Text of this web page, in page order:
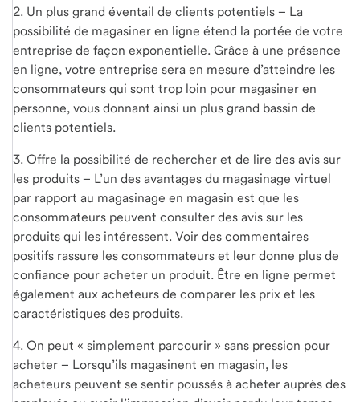
2. Un plus grand éventail de clients potentiels – La
possibilité de magasiner en ligne étend la portée de votre
entreprise de façon exponentielle. Grâce à une présence
en ligne, votre entreprise sera en mesure d’atteindre les
consommateurs qui sont trop loin pour magasiner en
personne, vous donnant ainsi un plus grand bassin de
clients potentiels.
3. Offre la possibilité de rechercher et de lire des avis sur
les produits – L’un des avantages du magasinage virtuel
par rapport au magasinage en magasin est que les
consommateurs peuvent consulter des avis sur les
produits qui les intéressent. Voir des commentaires
positifs rassure les consommateurs et leur donne plus de
confiance pour acheter un produit. Être en ligne permet
également aux acheteurs de comparer les prix et les
caractéristiques des produits.
4. On peut « simplement parcourir » sans pression pour
acheter – Lorsqu’ils magasinent en magasin, les
acheteurs peuvent se sentir poussés à acheter auprès des